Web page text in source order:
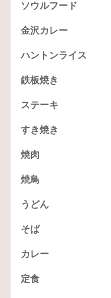
ソウルフード
金沢カレー
ハントンライス
鉄板焼き
ステーキ
すき焼き
焼肉
焼鳥
うどん
そば
カレー
定食